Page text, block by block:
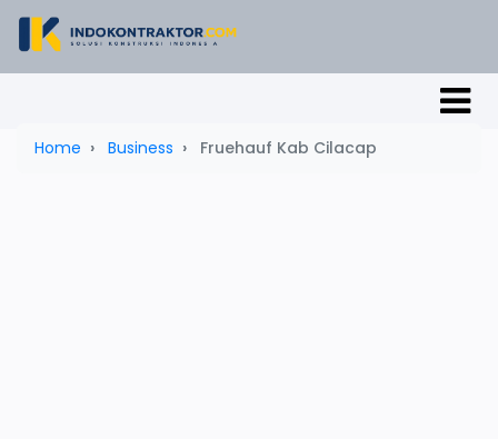
Home Business Fruehauf Kab Cilacap